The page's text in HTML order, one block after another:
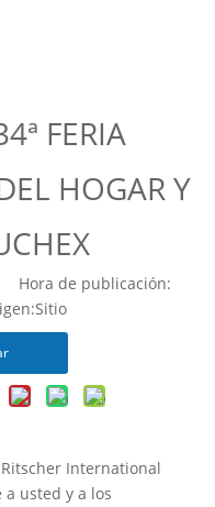
FERIA
HOGAR Y
de publicación:
Sitio
International
usted y a los